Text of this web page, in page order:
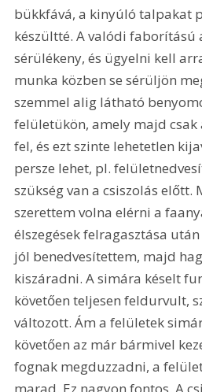
bükkfává, a kinyúló talpakat
készültté. A valódi faborítású
sérülékeny, és ügyelni kell
munka közben se sérüljön
szemmel alig látható
felületükön, amely majd csak
fel, és ezt szinte lehetetlen
persze lehet, pl.
szükség van a csiszolás
szerettem volna elérni a
élszegések felragasztása
jól benedvesítettem, majd
kiszáradni. A simára késelt
követően teljesen feldurvult,
változott. Ám a felületek
követően az már bármivel
fognak megduzzadni, a
marad. Ez nagyon fontos. A